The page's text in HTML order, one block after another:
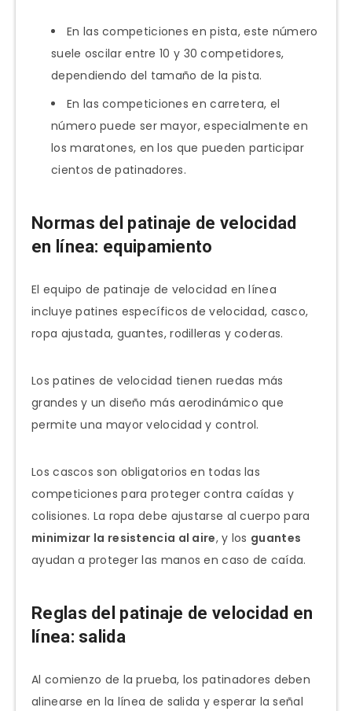
En las competiciones en pista, este número
suele oscilar entre 10 y 30 competidores,
dependiendo del tamaño de la pista.
En las competiciones en carretera, el
número puede ser mayor, especialmente en
los maratones, en los que pueden participar
cientos de patinadores.
Normas del patinaje de velocidad
en línea: equipamiento
El equipo de patinaje de velocidad en línea
incluye patines específicos de velocidad, casco,
ropa ajustada, guantes, rodilleras y coderas.
Los patines de velocidad tienen ruedas más
grandes y un diseño más aerodinámico que
permite una mayor velocidad y control.
Los cascos son obligatorios en todas las
competiciones para proteger contra caídas y
colisiones. La ropa debe ajustarse al cuerpo para
minimizar la resistencia al aire, y los guantes
ayudan a proteger las manos en caso de caída.
Reglas del patinaje de velocidad en
línea: salida
Al comienzo de la prueba, los patinadores deben
alinearse en la línea de salida y esperar la señal